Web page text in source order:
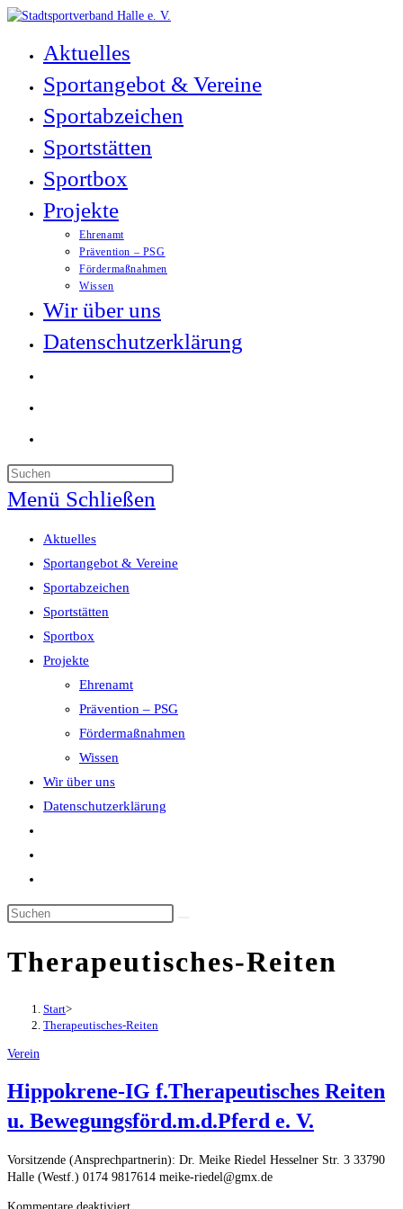
Zum
springenAktuelles
Sportangebot & Vereine
Sportabzeichen
Sportstätten
Sportbox
Projekte
Ehrenamt
Prävention – PSG
Fördermaßnahmen
Wissen
Wir über uns
Datenschutzerklärung
Suche
umschalten
Menü Schließen
Aktuelles
Sportangebot & Vereine
Sportabzeichen
Sportstätten
Sportbox
Projekte
Ehrenamt
Prävention – PSG
Fördermaßnahmen
Wissen
Wir über uns
Datenschutzerklärung
Suche
umschalten
Therapeutisches-Reiten
Start>
Therapeutisches-Reiten
Verein
Hippokrene-IG f.Therapeutisches Reiten
u. Bewegungsförd.m.d.Pferd e. V.
Vorsitzende (Ansprechpartnerin): Dr. Meike Riedel Hesselner Str. 3 33790
Halle (Westf.) 0174 9817614 meike-riedel@gmx.de
für